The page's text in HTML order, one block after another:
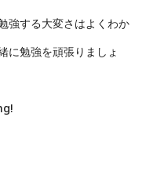
強する大変さはよくわか
に勉強を頑張りましょ